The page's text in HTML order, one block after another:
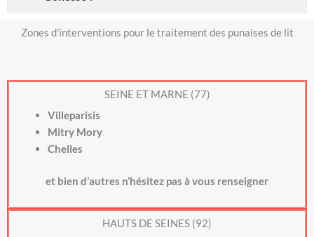
Zones d'interventions pour le traitement des punaises de lit
SEINE ET MARNE (77)
Villeparisis
Mitry Mory
Chelles
et bien d’autres n’hésitez pas à vous renseigner
HAUTS DE SEINES (92)